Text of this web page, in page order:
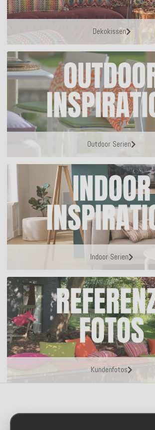
Dekokissen
Outdoor Serien
Indoor Serien
Kundenfotos